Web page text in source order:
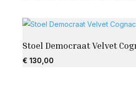
Stoel Democraat Velvet
€ 130,00